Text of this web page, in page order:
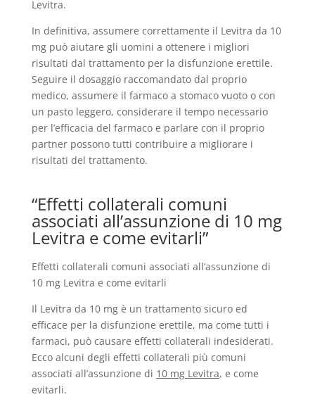
Levitra.
In definitiva, assumere correttamente il Levitra da 10
mg può aiutare gli uomini a ottenere i migliori
risultati dal trattamento per la disfunzione erettile.
Seguire il dosaggio raccomandato dal proprio
medico, assumere il farmaco a stomaco vuoto o con
un pasto leggero, considerare il tempo necessario
per l’efficacia del farmaco e parlare con il proprio
partner possono tutti contribuire a migliorare i
risultati del trattamento.
“Effetti collaterali comuni
associati all’assunzione di 10 mg
Levitra e come evitarli”
Effetti collaterali comuni associati all’assunzione di
10 mg Levitra e come evitarli
Il Levitra da 10 mg è un trattamento sicuro ed
efficace per la disfunzione erettile, ma come tutti i
farmaci, può causare effetti collaterali indesiderati.
Ecco alcuni degli effetti collaterali più comuni
associati all’assunzione di 10 mg Levitra, e come
evitarli.